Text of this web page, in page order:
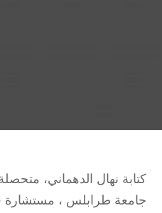
كتابة نهال الدهماني،
جامعة طرابلس ، مستشارة